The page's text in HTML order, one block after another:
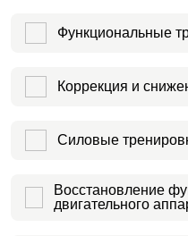
Функциональные
Коррекция и
Силовые
Восстановление
двигательного